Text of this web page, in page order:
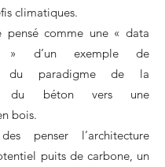
climatiques.
comme une « data
» d’un exemple de
du paradigme de la
du béton vers une
bois.
penser l’architecture
puits de carbone, un